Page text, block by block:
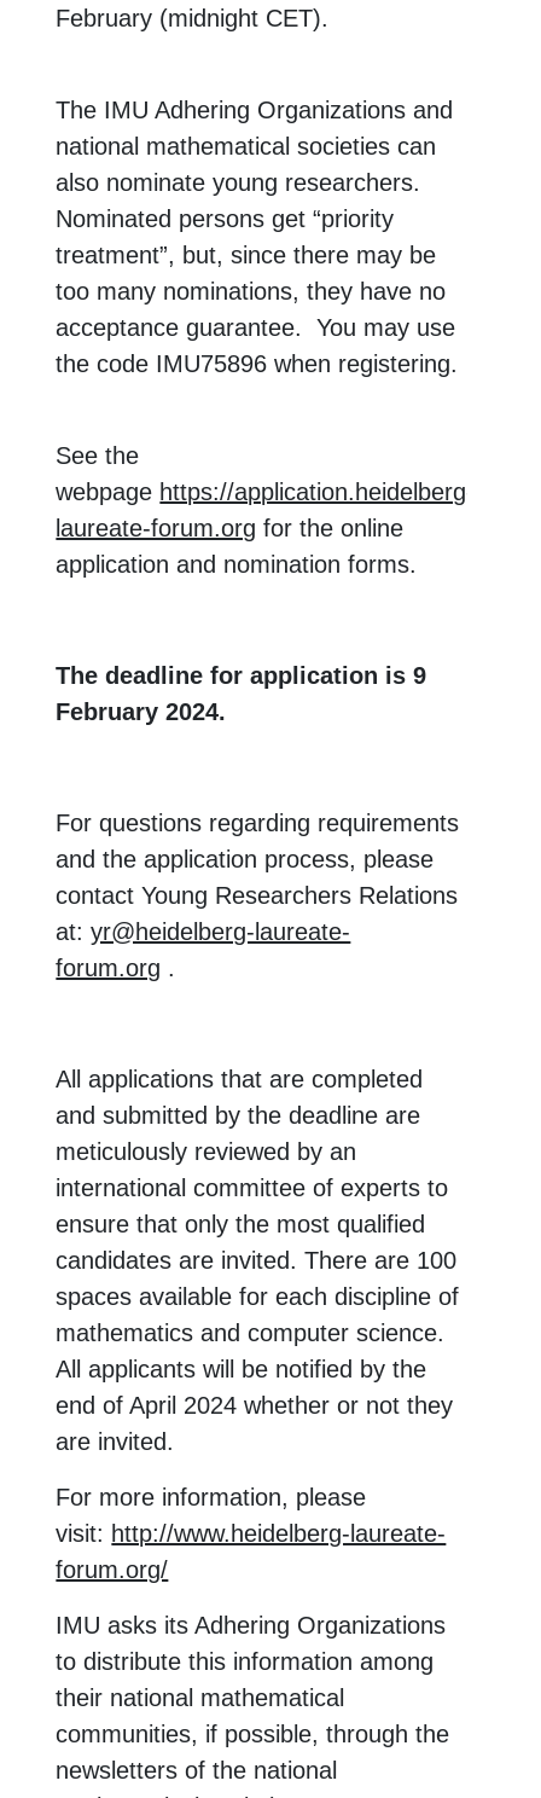
February (midnight CET).
The IMU Adhering Organizations and
national mathematical societies can
also nominate young researchers.
Nominated persons get “priority
treatment”, but, since there may be
too many nominations, they have no
acceptance guarantee. You may use
the code IMU75896 when registering.
See the
webpage https://application.heidelberg-
laureate-forum.org for the online
application and nomination forms.
The deadline for application is 9
February 2024.
For questions regarding requirements
and the application process, please
contact Young Researchers Relations
at:yr@heidelberg-laureate-
forum.org .
All applications that are completed
and submitted by the deadline are
meticulously reviewed by an
international committee of experts to
ensure that only the most qualified
candidates are invited. There are 100
spaces available for each discipline of
mathematics and computer science.
All applicants will be notified by the
end of April 2024 whether or not they
are invited.
For more information, please
visit: http://www.heidelberg-laureate-
forum.org/
IMU asks its Adhering Organizations
to distribute this information among
their national mathematical
communities, if possible, through the
newsletters of the national